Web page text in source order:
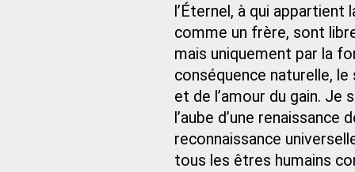
l’Éternel, à qui
comme un frère, sont
mais uniquement par la
conséquence naturelle,
et de l’amour du gain.
l’aube d’une
reconnaissance
tous les êtres humains